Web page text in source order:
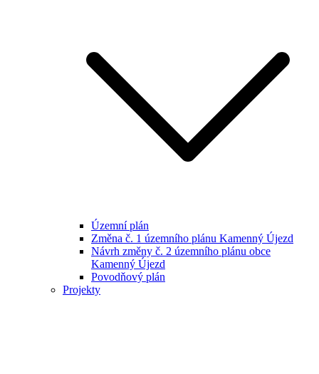
Územní plán
Změna č. 1 územního plánu Kamenný Újezd
Návrh změny č. 2 územního plánu obce
Kamenný Újezd
Povodňový plán
Projekty